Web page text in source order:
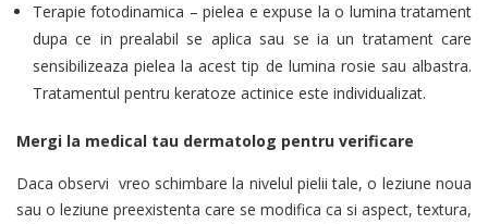
Terapie fotodinamica – pielea e expuse la o lumina tratament
dupa ce in prealabil se aplica sau se ia un tratament care
sensibilizeaza pielea la acest tip de lumina rosie sau albastra.
Tratamentul pentru keratoze actinice este individualizat.
Mergi la medical tau dermatolog pentru verificare
Daca observi vreo schimbare la nivelul pielii tale, o leziune noua
sau o leziune preexistenta care se modifica ca si aspect, textura,